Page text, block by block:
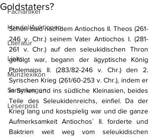
Fachartikel
Handel/Auktionen
Literatur
Links
Münzlexikon
Sammlungen
Leserpost
Goldstaters?
Schon bald nachdem Antiochos II. Theos (261-
246 v. Chr.) seinem Vater Antiochos I. (281-
261 v. Chr.) auf den seleukidischen Thron
gefolgt war, begann der ägyptische König
Ptolemaios II. (283/82-246 v. Chr.) den 2.
Syrischen Krieg (261/60-253 v. Chr.), indem er
in Syrien und ins südliche Kleinasien, beides
Teile des Seleukidenreichs, einfiel. Da der
Krieg lang und kostspielig war und die ganze
Aufmerksamkeit Antiochos´ II. forderte und
Baktrien weit weg vom seleukidischen